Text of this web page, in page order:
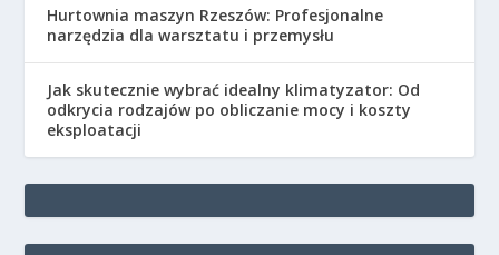
Hurtownia maszyn Rzeszów: Profesjonalne
narzędzia dla warsztatu i przemysłu
Jak skutecznie wybrać idealny klimatyzator: Od
odkrycia rodzajów po obliczanie mocy i koszty
eksploatacji